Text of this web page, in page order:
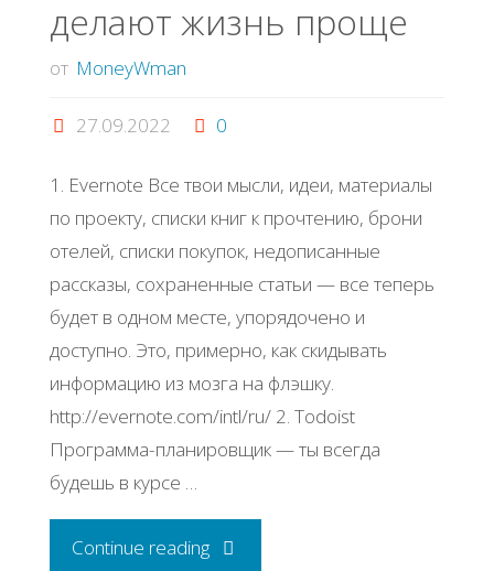
бизнесом"
делают жизнь проще
от MoneyWman
27.09.2022 0
1. Evernote Все твои мысли, идеи, материалы
по проекту, списки книг к прочтению, брони
отелей, списки покупок, недописанные
рассказы, сохраненные статьи — все теперь
будет в одном месте, упорядочено и
доступно. Это, примерно, как скидывать
информацию из мозга на флэшку.
http://evernote.com/intl/ru/ 2. Todoist
Программа-планировщик — ты всегда
будешь в курсе …
Continue reading"10